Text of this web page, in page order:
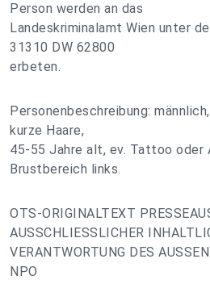
Person werden an das
Landeskriminalamt Wien unter
31310 DW 62800
erbeten.
Personenbeschreibung:
kurze Haare,
45-55 Jahre alt, ev. Tattoo oder
Brustbereich links.
OTS-ORIGINALTEXT
AUSSCHLIESSLICHER
VERANTWORTUNG DES
NPO